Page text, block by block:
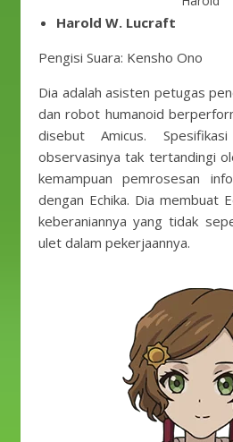
Harold W. Lucraft
Pengisi Suara: Kensho Ono
Dia adalah asisten petugas
dan robot humanoid
disebut Amicus.
observasinya tak tertandingi
kemampuan pemrosesan
dengan Echika. Dia membuat
keberaniannya yang tidak
ulet dalam pekerjaannya.